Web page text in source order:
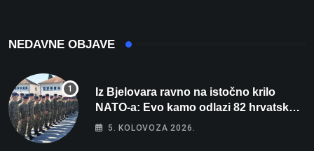
NEDAVNE OBJAVE
Iz Bjelovara ravno na istočno krilo
NATO-a: Evo kamo odlazi 82 hrvatska
vojnika i 6 vojnikinja
5. KOLOVOZA 2026.